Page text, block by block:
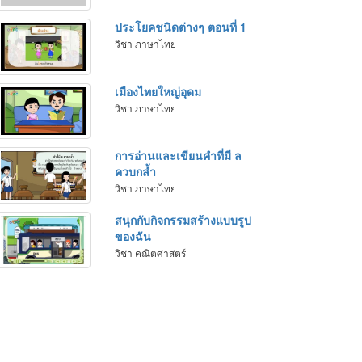
ประโยคชนิดต่างๆ ตอนที่ 1
วิชา ภาษาไทย
เมืองไทยใหญ่อุดม
วิชา ภาษาไทย
การอ่านและเขียนคำที่มี ล
ควบกล้ำ
วิชา ภาษาไทย
สนุกกับกิจกรรมสร้างแบบรูป
ของฉัน
วิชา คณิตศาสตร์